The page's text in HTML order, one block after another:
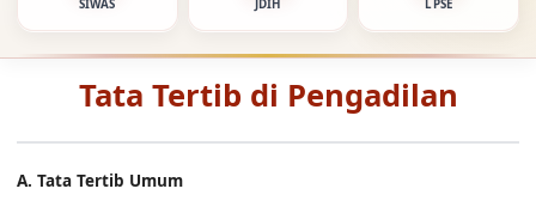
SIWAS JDIH LPSE
Tata Tertib di Pengadilan